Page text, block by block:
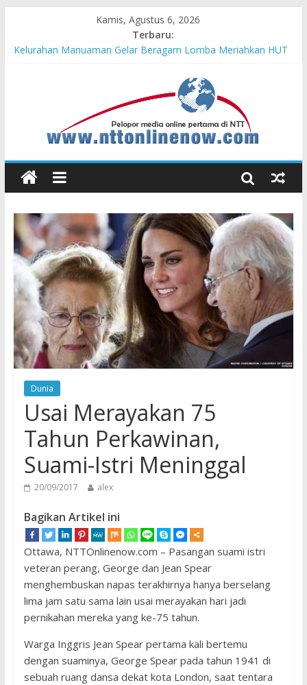
Kamis, Agustus 6, 2026
Terbaru:
Hasil KKN Kolaborasi UGM-Undana Jadi Pedoman Bangun
Kelurahan Manuaman Gelar Beragam Lomba Meriahkan HUT
Pengadaan Kapal PPA Perkuat Kemampuan Pertahanan Udara
TNI AL Hadapi Ancaman Maritim Modern
Cahaya Kemerdekaan di Nonotbatan: Listrik Masuk Desa, PLN
Honda AT Family Day Semarakkan 11 Kota di Jawa Timur
Dunia
Usai Merayakan 75
Tahun Perkawinan,
Suami-Istri Meninggal
20/09/2017 alex
Bagikan Artikel ini
Ottawa, NTTOnlinenow.com – Pasangan suami istri
veteran perang, George dan Jean Spear
menghembuskan napas terakhirnya hanya berselang
lima jam satu sama lain usai merayakan hari jadi
pernikahan mereka yang ke-75 tahun.
Warga Inggris Jean Spear pertama kali bertemu
dengan suaminya, George Spear pada tahun 1941 di
sebuah ruang dansa dekat kota London, saat tentara